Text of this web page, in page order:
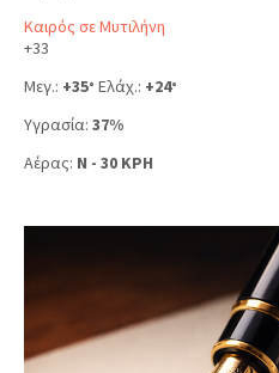
Καιρός σε Μυτιλήνη
+33
Μεγ.: +35° Ελάχ.: +24°
Υγρασία: 37%
Αέρας: N - 30 KPH